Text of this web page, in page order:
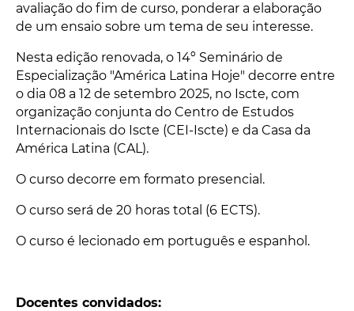
avaliação do fim de curso, ponderar a elaboração
de um ensaio sobre um tema de seu interesse.
Nesta edição renovada, o 14º Seminário de
Especialização "América Latina Hoje" decorre entre
o dia 08 a 12 de setembro 2025, no Iscte, com
organização conjunta do Centro de Estudos
Internacionais do Iscte (CEI-Iscte) e da Casa da
América Latina (CAL).
O curso decorre em formato presencial.
O curso será de 20 horas total (6 ECTS).
O curso é lecionado em português e espanhol.
Docentes convidados: